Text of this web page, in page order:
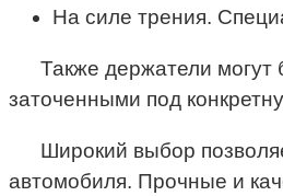
На силе трения.
Также держатели могут
заточенными под
Широкий выбор
автомобиля. Прочные и